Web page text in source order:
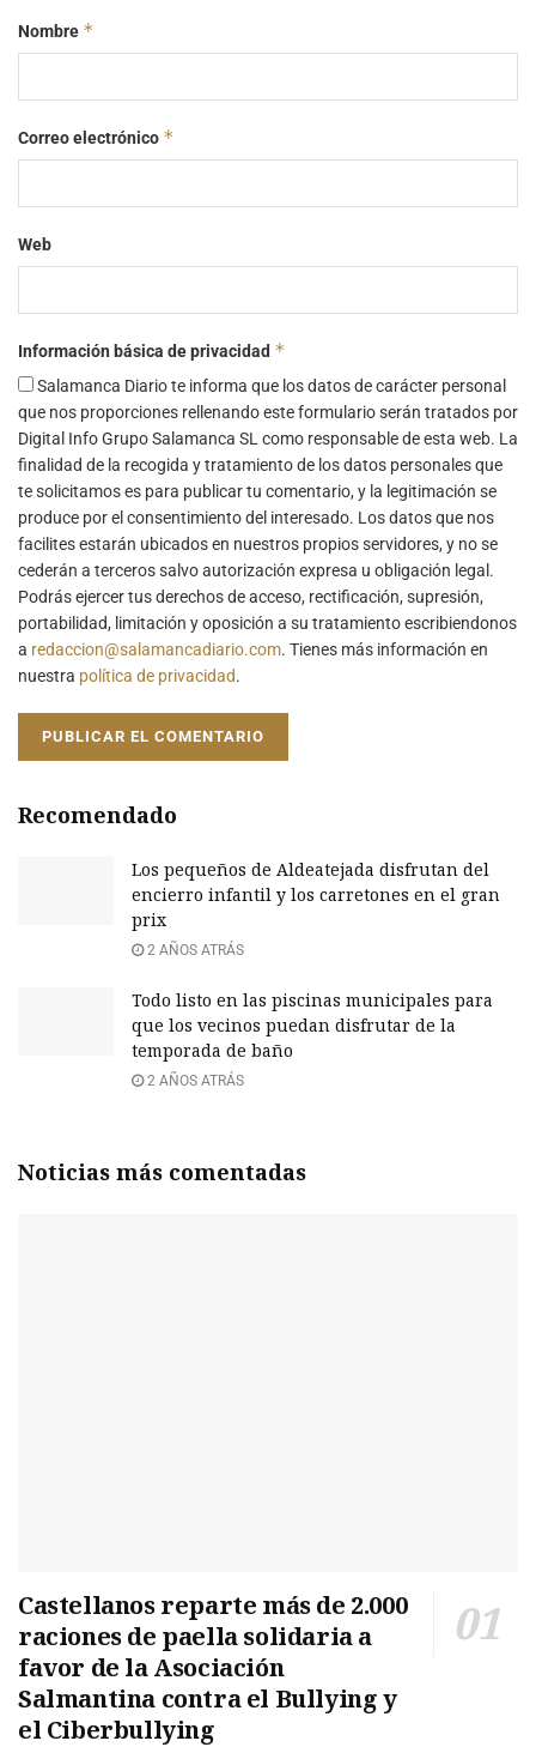
Nombre *
Correo electrónico *
Web
Información básica de privacidad *
Salamanca Diario te informa que los datos de carácter personal
que nos proporciones rellenando este formulario serán tratados por
Digital Info Grupo Salamanca SL como responsable de esta web. La
finalidad de la recogida y tratamiento de los datos personales que
te solicitamos es para publicar tu comentario, y la legitimación se
produce por el consentimiento del interesado. Los datos que nos
facilites estarán ubicados en nuestros propios servidores, y no se
cederán a terceros salvo autorización expresa u obligación legal.
Podrás ejercer tus derechos de acceso, rectificación, supresión,
portabilidad, limitación y oposición a su tratamiento escribiendonos
a redaccion@salamancadiario.com. Tienes más información en
nuestra política de privacidad.
Recomendado
Los pequeños de Aldeatejada disfrutan del
encierro infantil y los carretones en el gran
prix
2 AÑOS ATRÁS
Todo listo en las piscinas municipales para
que los vecinos puedan disfrutar de la
temporada de baño
2 AÑOS ATRÁS
Noticias más comentadas
Castellanos reparte más de 2.000
raciones de paella solidaria a
favor de la Asociación
Salmantina contra el Bullying y
el Ciberbullying